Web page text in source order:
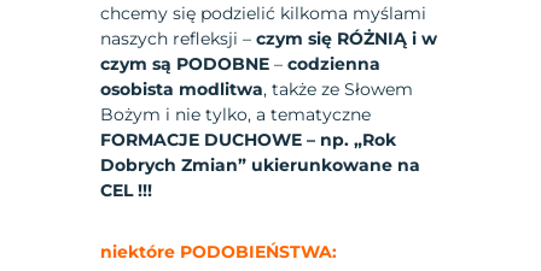
chcemy się podzielić kilkoma myślami
naszych refleksji –czym się RÓŻNIĄ i w
czym są PODOBNE –codzienna
osobista modlitwa, także ze Słowem
Bożym i nie tylko, a tematyczne
FORMACJE DUCHOWE – np. „Rok
Dobrych Zmian” ukierunkowane na
CEL !!!
niektóre PODOBIEŃSTWA: